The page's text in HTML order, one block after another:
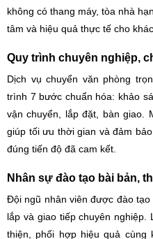
không có thang máy, tòa nhà
tâm và hiệu quả thực tế cho
Quy trình chuyên nghiệp,
Dịch vụ chuyển văn phòng
trình 7 bước chuẩn hóa: khảo
vận chuyển, lắp đặt, bàn giao.
giúp tối ưu thời gian và đảm
đúng tiến độ đã cam kết.
Nhân sự đào tạo bài bản,
Đội ngũ nhân viên được đào
lắp và giao tiếp chuyên nghiệp.
thiện, phối hợp hiệu quả